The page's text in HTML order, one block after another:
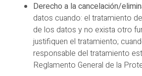
Derecho a la cancelación/
datos cuando: el tratamiento
de los datos y no exista otro
justifiquen el tratamiento;
responsable del tratamiento
Reglamento General de la